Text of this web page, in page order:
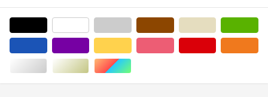
シルバー/銀色系ゴールド/金色系マルチカラー